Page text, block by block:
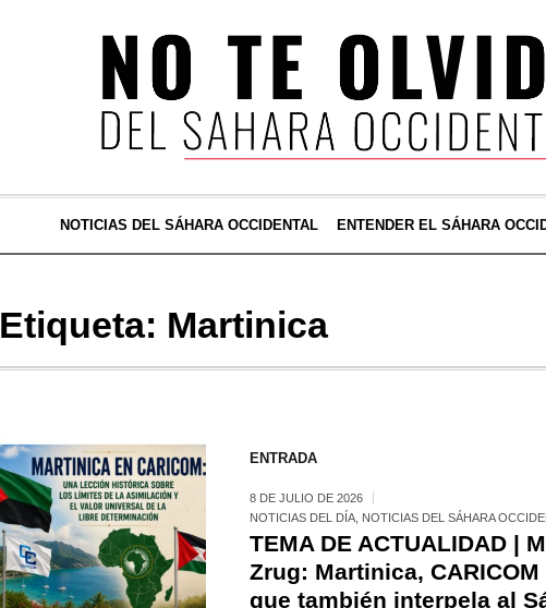
NOTICIAS DEL SÁHARA OCCIDENTAL ENTENDER EL SÁHARA
Etiqueta: Martinica
ENTRADA
8 DE JULIO DE 2026
NOTICIAS DEL DÍA, NOTICIAS DEL SÁHARA
TEMA DE ACTUALIDAD |
Zrug: Martinica,
que también interpela al